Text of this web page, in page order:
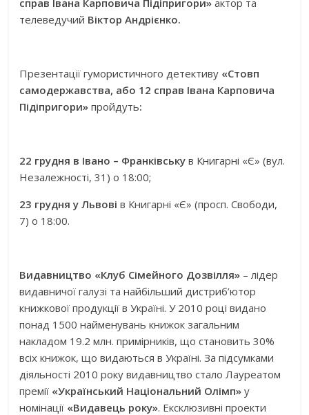
справ Івана Карповича Підіпригори»актор та
телеведучий Віктор Андрієнко.
Презентації гумористичного детективу «Стовп
самодержавства, або 12 справ Івана Карповича
Підіпригори»пройдуть:
22 грудня в Івано – Франківську в Книгарні «Є» (вул.
Незалежності, 31) о 18:00;
23 грудня у Львові в Книгарні «Є» (просп. Свободи,
7) о 18:00.
Видавництво «Клуб Сімейного Дозвілля» – лідер
видавничої галузі та найбільший дистриб’ютор
книжкової продукції в Україні. У 2010 році видано
понад 1500 найменувань книжок загальним
накладом 19.2 млн. примірників, що становить 30%
всіх книжок, що видаються в Україні. За підсумками
діяльності 2010 року видавництво стало Лауреатом
премії «Український Національний Олімп» у
номінації «Видавець року». Ексклюзивні проекти